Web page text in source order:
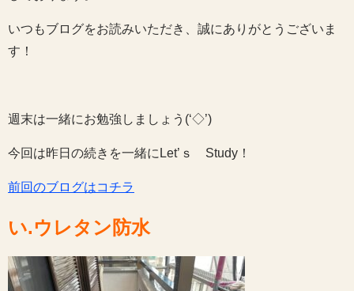
いつもブログをお読みいただき、誠にありがとうございま
す！
週末は一緒にお勉強しましょう(‘◇’)ゞ
今回は昨日の続きを一緒にLet’ｓ Study！
前回のブログはコチラ
い.ウレタン防水